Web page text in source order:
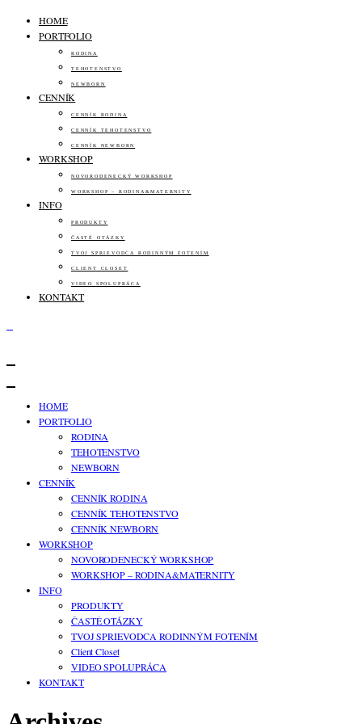
HOME
PORTFOLIO
RODINA
TEHOTENSTVO
NEWBORN
CENNÍK
CENNÍK RODINA
CENNÍK TEHOTENSTVO
CENNÍK NEWBORN
WORKSHOP
NOVORODENECKÝ WORKSHOP
WORKSHOP – RODINA&MATERNITY
INFO
PRODUKTY
ČASTÉ OTÁZKY
TVOJ SPRIEVODCA RODINNÝM FOTENÍM
CLIENT CLOSET
VIDEO SPOLUPRÁCA
KONTAKT
HOME
PORTFOLIO
RODINA
TEHOTENSTVO
NEWBORN
CENNÍK
CENNÍK RODINA
CENNÍK TEHOTENSTVO
CENNÍK NEWBORN
WORKSHOP
NOVORODENECKÝ WORKSHOP
WORKSHOP – RODINA&MATERNITY
INFO
PRODUKTY
ČASTÉ OTÁZKY
TVOJ SPRIEVODCA RODINNÝM FOTENÍM
Client Closet
VIDEO SPOLUPRÁCA
KONTAKT